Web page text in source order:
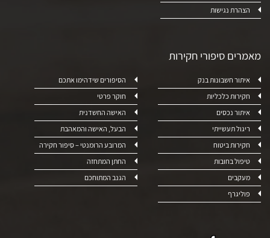
הצהרת נגישות
מאמרים סיפורי חקירות
איתור חשבונות בנק
חקירות כלכליות
איתור נכסים
ריגול תעשייתי
חקירות ביטוח
טיפול בחובות
מעקבים
פוליגרף
הסיפורים שידהימו אתכם
חוקר פרטי
האישה החשדנית
הבעל, האישה והמאהבת
המרובע הרומנטי – סיפור חקירה
החתן המתחזה
הגנב המתוחכם